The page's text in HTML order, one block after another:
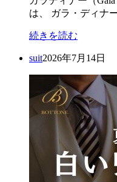
は、 ガラ・ディナ
続きを読む
suit2026年7月14日